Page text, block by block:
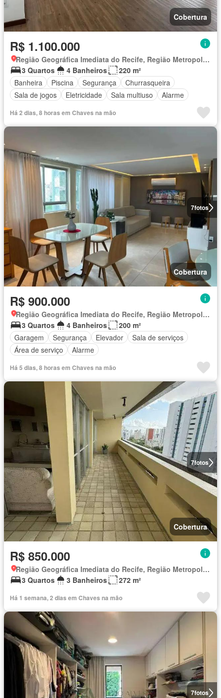
Cobertura
R$ 1.100.000
Região Geográfica Imediata do Recife, Região Metropolitana do Recife
3 Quartos
4 Banheiros
220 m²
Banheira
Piscina Segurança
Churrasqueira
Sala de jogos
Eletricidade Sala multiuso Alarme
Há 2 dias, 8 horas em Chaves na mão
7fotos
Cobertura
R$ 900.000
Região Geográfica Imediata do Recife, Região Metropolitana do Recife
3 Quartos
4 Banheiros
200 m²
Garagem
Segurança Elevador
Sala de serviços
Área de serviço
Alarme
Há 5 dias, 8 horas em Chaves na mão
7fotos
Cobertura
R$ 850.000
Região Geográfica Imediata do Recife, Região Metropolitana do Recife
3 Quartos
3 Banheiros 272 m²
Há 1 semana, 2 dias em Chaves na mão
7fotos